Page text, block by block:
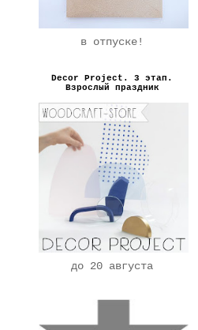
в отпуске!
Decor Project. 3 этап.
Взрослый праздник
до 20 августа